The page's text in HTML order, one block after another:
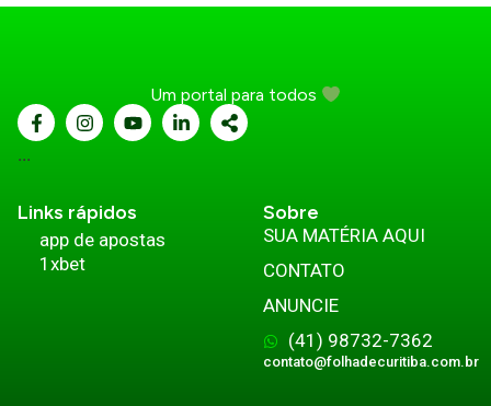
Um portal para todos
...
Links rápidos
app de apostas
1xbet
Sobre
SUA MATÉRIA AQUI
CONTATO
ANUNCIE
(41) 98732-7362
contato@folhadecuritiba.com.br